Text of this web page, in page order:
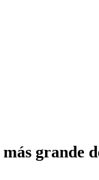
grande